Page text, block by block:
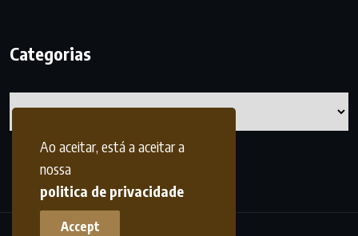
Ao aceitar, está a aceitar a
nossa
politica de privacidade
Accept
Categorias